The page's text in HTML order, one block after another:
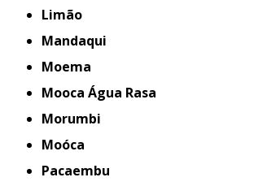
Limão
Mandaqui
Moema
Mooca Água Rasa
Morumbi
Moóca
Pacaembu